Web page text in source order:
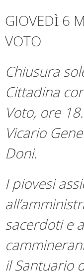
GIOVEDÌ 6
VOTO
Chiusura
Cittadina
Voto, ore
Vicario
Doni.
I piovesi
sacerdoti e
il Santuario